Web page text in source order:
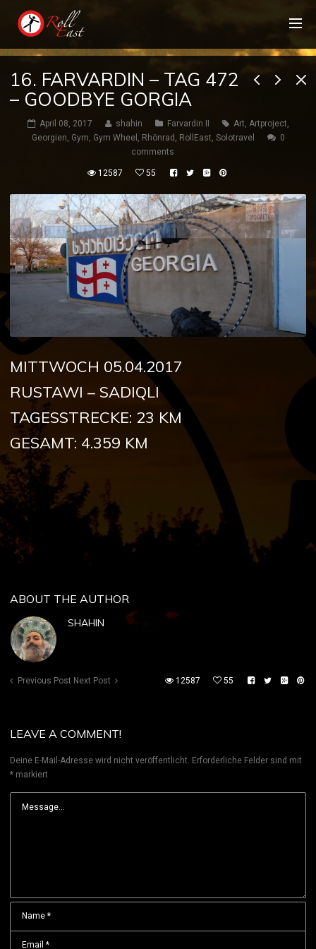
16. FARVARDIN – TAG 472
– GOODBYE GORGIA
April 08, 2017 shahin Farvardin II Art, Artproject,
Georgien, Gym, Gym Wheel , Rhönrad , RollEast, Solotravel
0
comments
12587 55
MITTWOCH 05.04.2017
RUSTAWI – SADIQLI
TAGESSTRECKE: 23 KM
GESAMT: 4.359 KM
ABOUT THE AUTHOR
SHAHIN
Previous Post Next Post 12587 55
LEAVE A COMMENT!
Deine E-Mail-Adresse wird nicht veröffentlicht. Erforderliche Felder sind mit
* markiert